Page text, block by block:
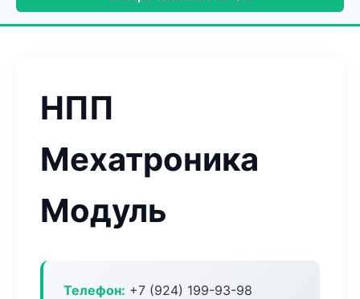
НПП
Мехатроника
Модуль
Телефон: +7 (924) 199-93-98